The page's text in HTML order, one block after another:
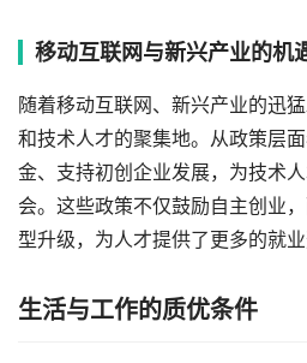
移动互联网与新兴产业的机
随着移动互联网、新兴产业的迅
和技术人才的聚集地。从政策层
金、支持初创企业发展，为技术
会。这些政策不仅鼓励自主创业
型升级，为人才提供了更多的就业
生活与工作的质优条件